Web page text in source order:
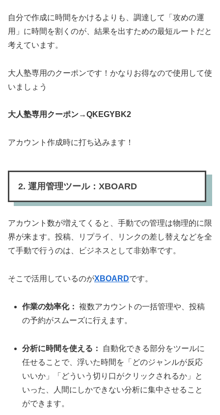
自分で作成に時間をかけるよりも、調達して「攻めの運
用」に時間を割くのが、結果を出すための最短ルートだと
考えています。
大人塾専用のクーポンです！かなりお得なので使用して使
いましょう
大人塾専用クーポン→QKEGYBK2
アカウント作成時に打ち込みます！
2. 運用管理ツール：XBOARD
アカウント数が増えてくると、手動での管理は物理的に限
界が来ます。投稿、リプライ、リンクの差し替えなどを全
て手動で行うのは、ビジネスとして非効率です。
そこで活用しているのがXBOARDです。
作業の効率化： 複数アカウントの一括管理や、投稿
の予約がスムーズに行えます。
分析に時間を使える：
自動化できる部分をツールに
任せることで、浮いた時間を「どのジャンルが反応
いいか」「どういう切り口がクリックされるか」と
いった、人間にしかできない分析に集中させること
ができます。